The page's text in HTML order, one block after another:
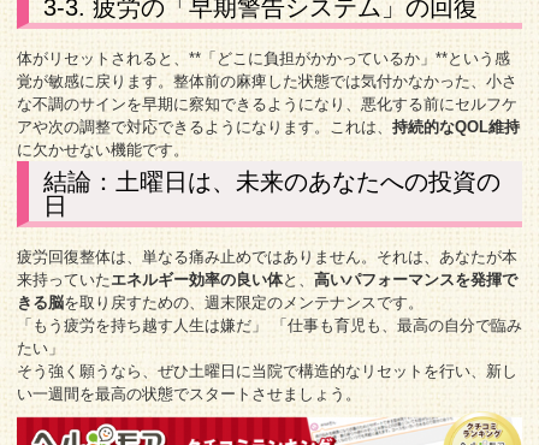
3-3. 疲労の「早期警告システム」の回復
体がリセットされると、**「どこに負担がかかっているか」**という感
覚が敏感に戻ります。整体前の麻痺した状態では気付かなかった、小さ
な不調のサインを早期に察知できるようになり、悪化する前にセルフケ
アや次の調整で対応できるようになります。これは、 持続的なQOL維持
に欠かせない機能です。
結論：土曜日は、未来のあなたへの投資の
日
疲労回復整体は、単なる痛み止めではありません。それは、あなたが本
来持っていたエネルギー効率の良い体と、 高いパフォーマンスを発揮で
きる脳を取り戻すための、週末限定のメンテナンスです。
「もう疲労を持ち越す人生は嫌だ」 「仕事も育児も、最高の自分で臨み
たい」
そう強く願うなら、ぜひ土曜日に当院で構造的なリセットを行い、新し
い一週間を最高の状態でスタートさせましょう。